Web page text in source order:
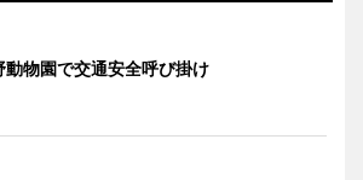
動物園で交通安全呼び掛け